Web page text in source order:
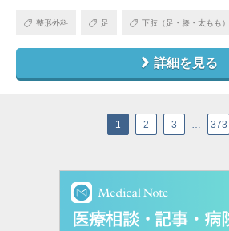
整形外科 足 下肢（足・膝・太もも
詳細を見る
1 2 3 373